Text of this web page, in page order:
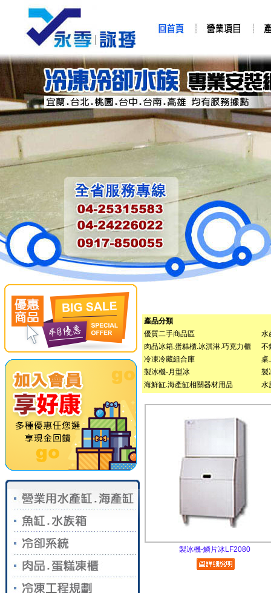
產品分類
優質二手商品區
水
肉品冰箱.蛋糕櫃.冰淇淋.巧克力櫃
不
冷凍冷藏組合庫
桌
製冰機-月型冰
製
海鮮缸.海產缸相關器材用品
水
製冰機-鱗片冰LF2080